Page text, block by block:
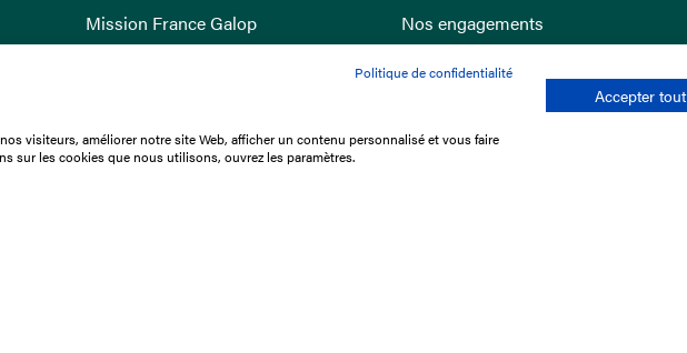
Mission France Galop
Gouvernance
Comprendre les courses
Docuthèque
Nos engagements
Lutte anti-dopage
Bien être equin
Index Egalité Femmes-Hommes
Jeu responsable
Politique de confidentialité
visiteurs, améliorer notre site Web, afficher un contenu personnalisé et vous faire
sur les cookies que nous utilisons, ouvrez les paramètres.
Accepter tout